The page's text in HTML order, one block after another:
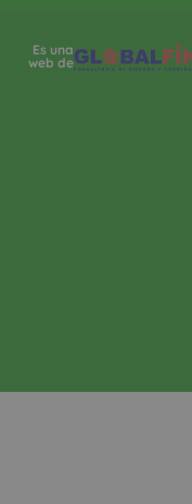
Es una
web de